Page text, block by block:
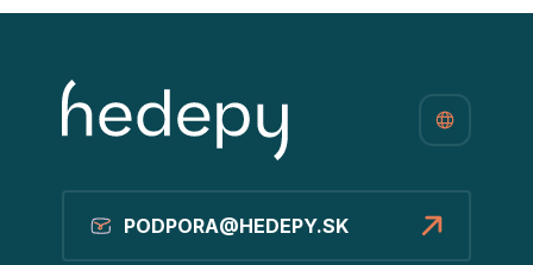
PODPORA@HEDEPY.SK